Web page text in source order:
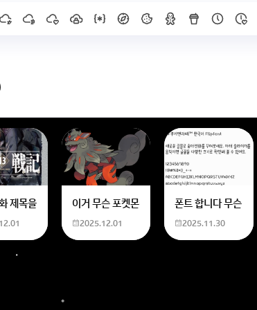
2하면 되는거 아닌가요??제가 알고 있는거랑
어디서 봐야할 지모르겠어요여자 양력 2007 04 06
제목을 찾습니다 - 비행 마법 저격 여자 기억하기로는 위의 내
이거 무슨 포켓몬이에요? 신기하네요
2025.12.01
폰트 합니다 무슨
2025.11.30